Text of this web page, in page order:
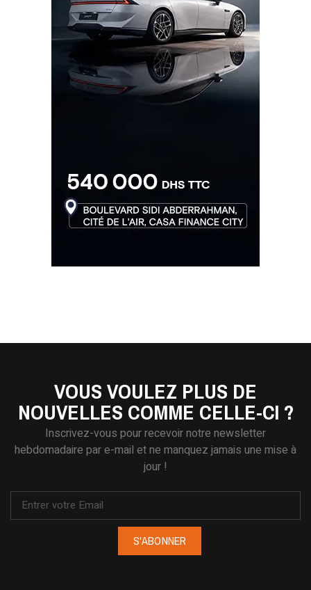
VOUS VOULEZ PLUS DE
NOUVELLES COMME CELLE-CI ?
Inscrivez-vous pour recevoir notre newsletter
hebdomadaire par e-mail et ne manquez jamais une mise à
jour !
S'ABONNER